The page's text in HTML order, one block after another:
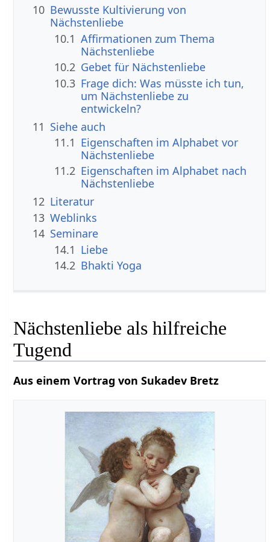
10 Bewusste Kultivierung von
Nächstenliebe
10.1 Affirmationen zum Thema
Nächstenliebe
10.2 Gebet für Nächstenliebe
10.3 Frage dich: Was müsste ich tun,
um Nächstenliebe zu
entwickeln?
11 Siehe auch
11.1 Eigenschaften im Alphabet vor
Nächstenliebe
11.2 Eigenschaften im Alphabet nach
Nächstenliebe
12 Literatur
13 Weblinks
14 Seminare
14.1 Liebe
14.2 Bhakti Yoga
Nächstenliebe als hilfreiche
Tugend
Aus einem Vortrag von Sukadev Bretz